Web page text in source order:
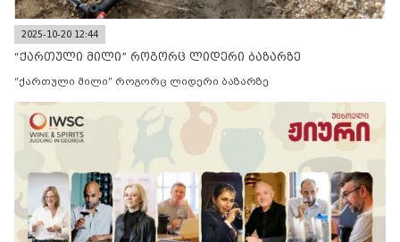
2025-10-20 12:44
“ქართული მილი” როგორც ლიდერი ბაზარზე
“ქართული მილი” როგორც ლიდერი ბაზარზე